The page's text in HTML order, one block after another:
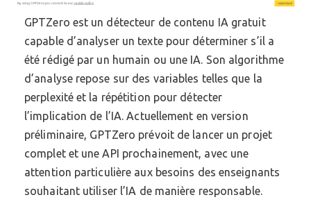
GPTZero est un détecteur de contenu IA gratuit
capable d’analyser un texte pour déterminer s’il a
été rédigé par un humain ou une IA. Son algorithme
d’analyse repose sur des variables telles que la
perplexité et la répétition pour détecter
l’implication de l’IA. Actuellement en version
préliminaire, GPTZero prévoit de lancer un projet
complet et une API prochainement, avec une
attention particulière aux besoins des enseignants
souhaitant utiliser l’IA de manière responsable.